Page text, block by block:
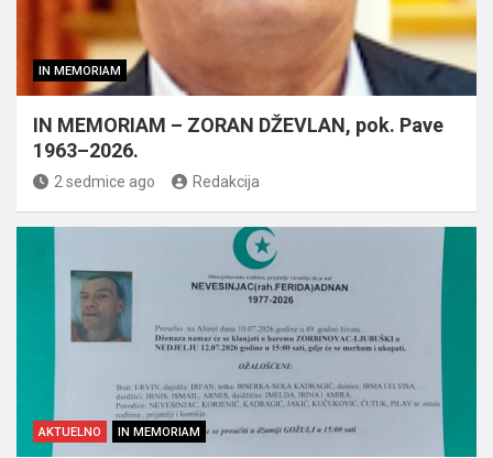
IN MEMORIAM
IN MEMORIAM – ZORAN DŽEVLAN, pok. Pave
1963–2026.
2 sedmice ago Redakcija
AKTUELNO IN MEMORIAM